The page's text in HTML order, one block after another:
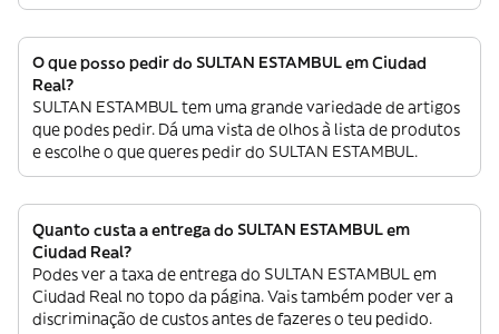
O que posso pedir do SULTAN ESTAMBUL em Ciudad
Real?
SULTAN ESTAMBUL tem uma grande variedade de artigos
que podes pedir. Dá uma vista de olhos à lista de produtos
e escolhe o que queres pedir do SULTAN ESTAMBUL.
Quanto custa a entrega do SULTAN ESTAMBUL em
Ciudad Real?
Podes ver a taxa de entrega do SULTAN ESTAMBUL em
Ciudad Real no topo da página. Vais também poder ver a
discriminação de custos antes de fazeres o teu pedido.